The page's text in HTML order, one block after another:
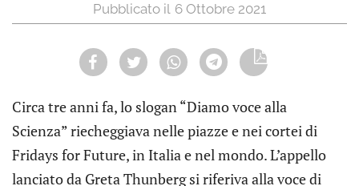
6 Ottobre 2021
Circa tre anni fa, lo slogan “Diamo voce alla
Scienza” riecheggiava nelle piazze e nei cortei di
Fridays for Future, in Italia e nel mondo. L’appello
lanciato da Greta Thunberg si riferiva alla voce di